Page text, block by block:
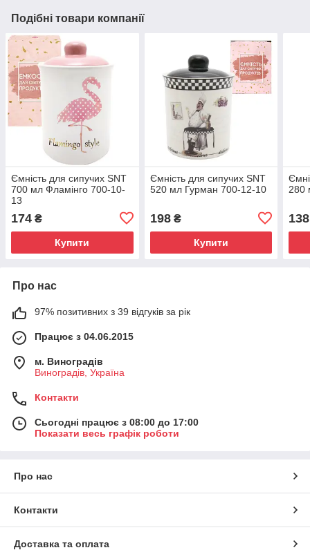
Подібні товари компанії
Ємність для сипучих SNT
700 мл Фламінго 700-10-
13
174 ₴
Купити
Ємність для сипучих SNT
520 мл Гурман 700-12-10
198₴
Купити
280
138
Про нас
97% позитивних з 39 відгуків за рік
Працює з 04.06.2015
м. Виноградів
Виноградів, Україна
Контакти
Сьогодні працює з 08:00 до 17:00
Показати весь графік роботи
Про нас
Контакти
Доставка та оплата